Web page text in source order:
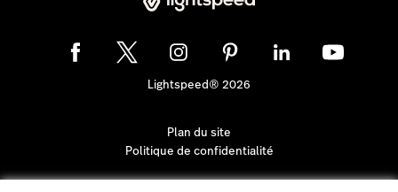
Lightspeed® 2026
Plan du site
Politique de confidentialité